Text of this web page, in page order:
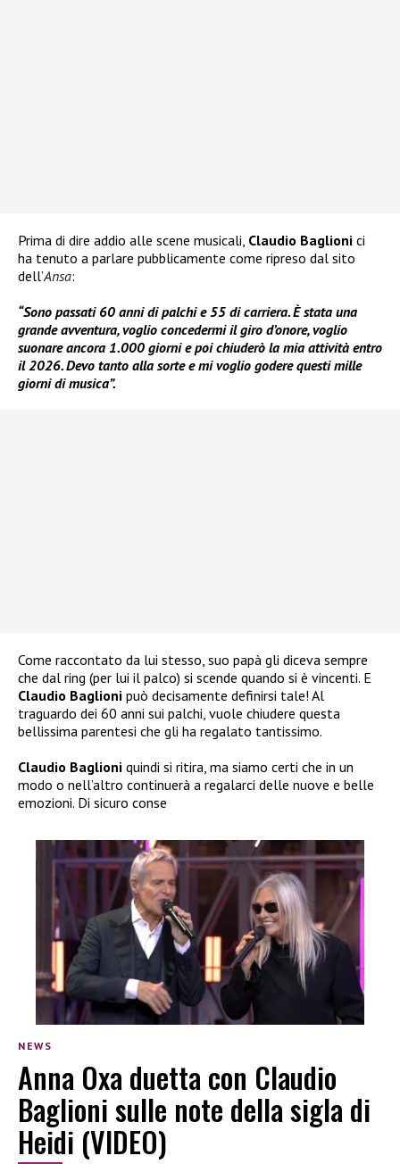
Prima di dire addio alle scene musicali, Claudio Baglioni ci
ha tenuto a parlare pubblicamente come ripreso dal sito
dell’Ansa:
“Sono passati 60 anni di palchi e 55 di carriera. È stata una
grande avventura, voglio concedermi il giro d’onore, voglio
suonare ancora 1.000 giorni e poi chiuderò la mia attività entro
il 2026. Devo tanto alla sorte e mi voglio godere questi mille
giorni di musica”.
Come raccontato da lui stesso, suo papà gli diceva sempre
che dal ring (per lui il palco) si scende quando si è vincenti. E
Claudio Baglioni può decisamente definirsi tale! Al
traguardo dei 60 anni sui palchi, vuole chiudere questa
bellissima parentesi che gli ha regalato tantissimo.
Claudio Baglioni quindi si ritira, ma siamo certi che in un
modo o nell’altro continuerà a regalarci delle nuove e belle
emozioni. Di sicuro conse
NEWS
Anna Oxa duetta con Claudio
Baglioni sulle note della sigla di
Heidi (VIDEO)